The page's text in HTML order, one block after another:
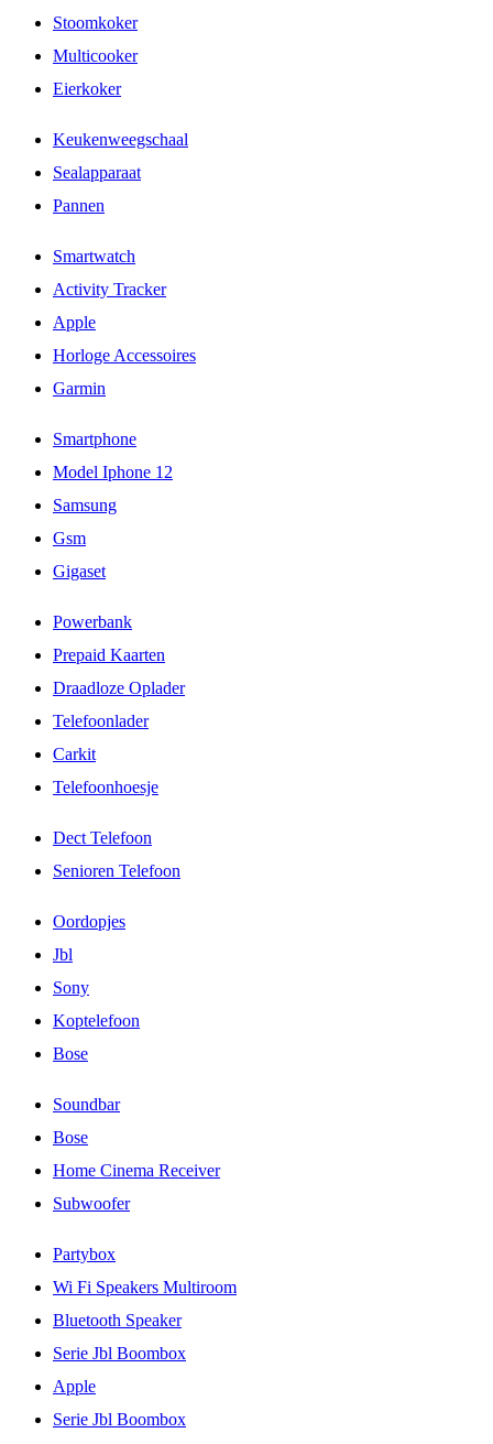
Stoomkoker
Multicooker
Eierkoker
Keukenweegschaal
Sealapparaat
Pannen
Smartwatch
Activity Tracker
Apple
Horloge Accessoires
Garmin
Smartphone
Model Iphone 12
Samsung
Gsm
Gigaset
Powerbank
Prepaid Kaarten
Draadloze Oplader
Telefoonlader
Carkit
Telefoonhoesje
Dect Telefoon
Senioren Telefoon
Oordopjes
Jbl
Sony
Koptelefoon
Bose
Soundbar
Bose
Home Cinema Receiver
Subwoofer
Partybox
Wi Fi Speakers Multiroom
Bluetooth Speaker
Serie Jbl Boombox
Apple
Serie Jbl Boombox